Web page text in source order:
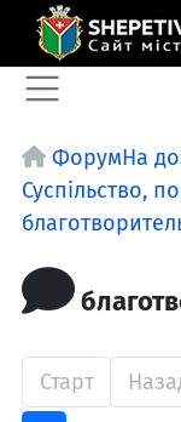
ФорумНа
Суспільство,
Старт